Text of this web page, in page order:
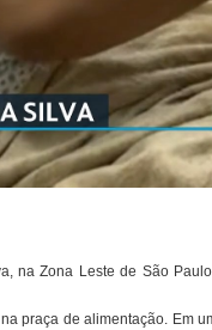
na Zona Leste de São
praça de alimentação. Em